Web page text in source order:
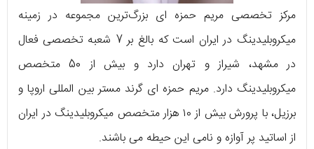
مرکز تخصصی مریم حمزه ای بزرگ‌ترین مجموعه در زمینه
میکروبلیدینگ در ایران است که بالغ بر 7 شعبه تخصصی فعال
در مشهد، شیراز و تهران دارد و بیش از 50 متخصص
میکروبلیدینگ دارد. مریم حمزه ای گرند مستر بین المللی اروپا و
برزیل، با پرورش بیش از ۱۰ هزار متخصص میکروبلیدینگ در ایران
از اساتید پر آوازه و نامی این حیطه می باشند.